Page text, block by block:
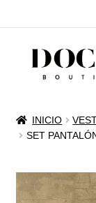
SALTAR
VENTA
REBAJAS
INICIO
SET